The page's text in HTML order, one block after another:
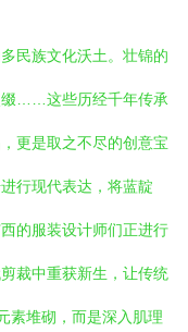
民族文化沃土。壮锦的
缀……这些历经千年传承
更是取之不尽的创意宝
行现代表达，将蓝靛
的服装设计师们正进行
裁中重获新生，让传统
素堆砌，而是深入肌理